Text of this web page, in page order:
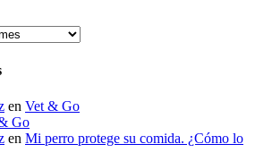
en Vet & Go
Go
en Mi perro protege su comida. ¿Cómo lo